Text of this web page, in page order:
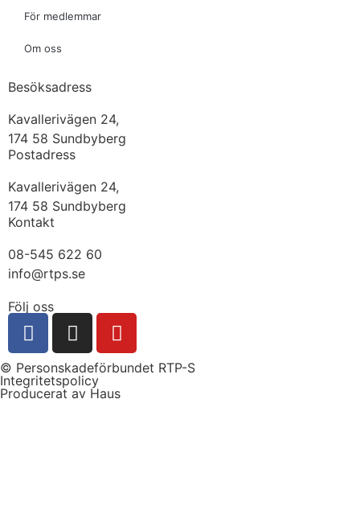
För medlemmar
Om oss
Besöksadress
Kavallerivägen 24,
174 58 Sundbyberg
Postadress
Kavallerivägen 24,
174 58 Sundbyberg
Kontakt
08-545 622 60
info@rtps.se
Följ oss
© Personskadeförbundet RTP-S
Integritetspolicy
Producerat av Haus